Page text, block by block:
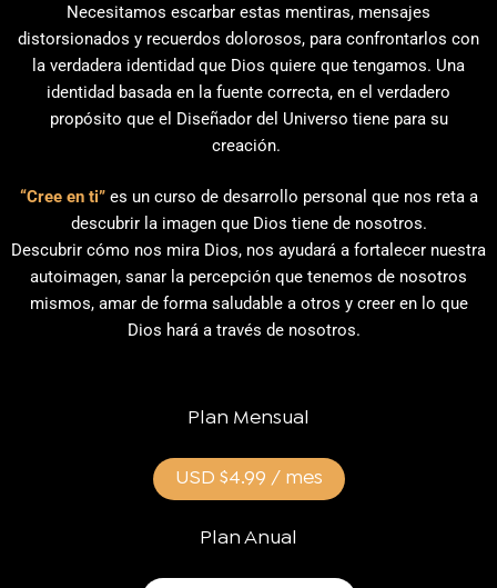
Necesitamos escarbar estas mentiras, mensajes
distorsionados y recuerdos dolorosos, para confrontarlos con
la verdadera identidad que Dios quiere que tengamos. Una
identidad basada en la fuente correcta, en el verdadero
propósito que el Diseñador del Universo tiene para su
creación.
“Cree en ti” es un curso de desarrollo personal que nos reta a
descubrir la imagen que Dios tiene de nosotros.
Descubrir cómo nos mira Dios, nos ayudará a fortalecer nuestra
autoimagen, sanar la percepción que tenemos de nosotros
mismos, amar de forma saludable a otros y creer en lo que
Dios hará a través de nosotros.
Plan Mensual
USD $4.99 / mes
Plan Anual